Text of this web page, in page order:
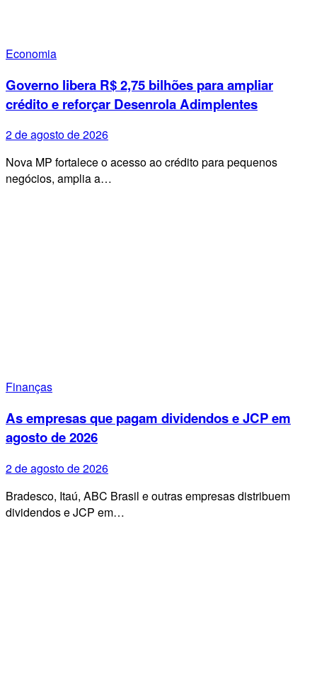
Economia
Governo libera R$ 2,75 bilhões para ampliar
crédito e reforçar Desenrola Adimplentes
2 de agosto de 2026
Nova MP fortalece o acesso ao crédito para pequenos
negócios, amplia a…
Finanças
As empresas que pagam dividendos e JCP em
agosto de 2026
2 de agosto de 2026
Bradesco, Itaú, ABC Brasil e outras empresas distribuem
dividendos e JCP em…